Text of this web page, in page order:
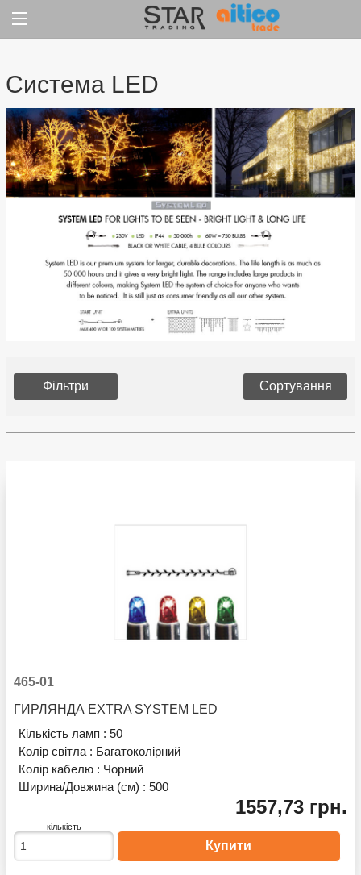
Jump
Система LED
Фільтри Сортування
465-01
ГИРЛЯНДА EXTRA SYSTEM LED
Кількість ламп :50
Колір світла : Багатоколірний
Колір кабелю : Чорний
Ширина/Довжина (см) :500
1557,73 грн.
кількість